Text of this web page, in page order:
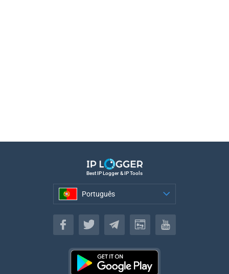
Best IP Logger & IP Tools
Português
Português